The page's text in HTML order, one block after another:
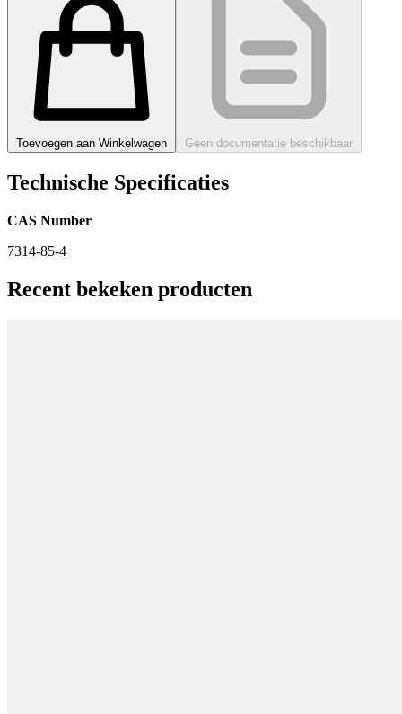
Toevoegen aan Winkelwagen Geen documentatie beschikbaar
Technische Specificaties
CAS Number
7314-85-4
Recent bekeken producten